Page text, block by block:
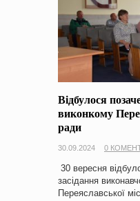
Відбулося
виконкому
ради
30.09.2024 0
30 вересня
засідання
Переяславської